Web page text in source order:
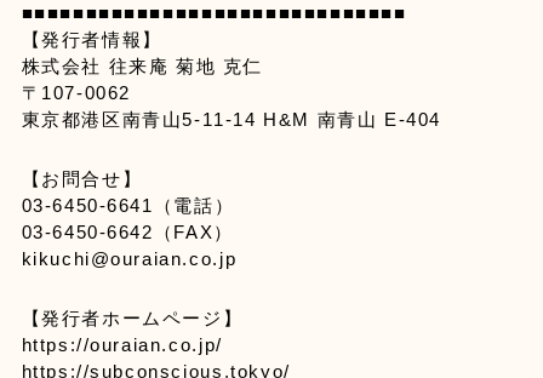
■■■■■■■■■■■■■■■■■■■■■■■■■■■■■■
【発行者情報】
株式会社 往来庵 菊地 克仁
〒107-0062
東京都港区南青山5-11-14 H&M 南青山 E-404
【お問合せ】
03-6450-6641（電話）
03-6450-6642（FAX）
kikuchi@ouraian.co.jp
【発行者ホームページ】
https://ouraian.co.jp/
https://subconscious.tokyo/